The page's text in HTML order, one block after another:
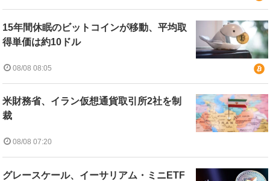
15年間休眠のビットコインが移動、平均取
得単価は約10ドル
08/08 08:05
米財務省、イラン仮想通貨取引所2社を制
裁
08/08 07:20
グレースケール、イーサリアム・ミニETF